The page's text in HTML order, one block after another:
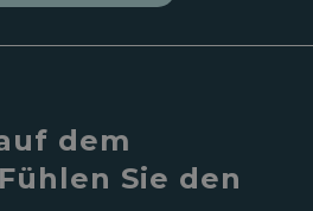
dem
Sie den